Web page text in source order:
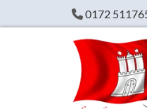
Zum Inhalt springen
0172